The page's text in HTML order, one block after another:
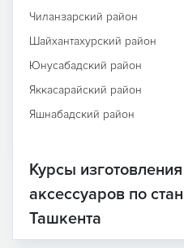
Чиланзарский район
Шайхантахурский район
Юнусабадский район
Яккасарайский район
Яшнабадский район
Курсы
аксессуаров по
Ташкента